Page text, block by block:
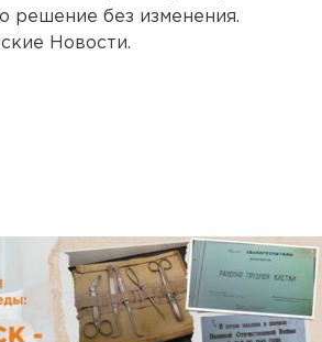
решение без изменения.
Новости.